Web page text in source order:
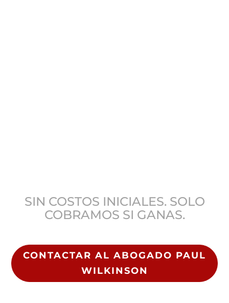
SIN COSTOS INICIALES. SOLO
COBRAMOS SI GANAS.
CONTACTAR AL ABOGADO PAUL
WILKINSON